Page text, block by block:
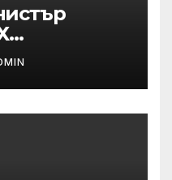
от
и на
пояси в